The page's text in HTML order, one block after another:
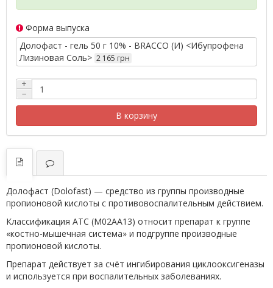
Форма выпуска
Долофаст - гель 50 г 10% - BRACCO (И) <Ибупрофена
Лизиновая Соль> 2 165 грн
+
−
В корзину
Долофаст (Dolofast) — средство из группы производные
пропионовой кислоты с противовоспалительным действием.
Классификация ATC (M02AA13) относит препарат к группе
«костно-мышечная система» и подгруппе производные
пропионовой кислоты.
Препарат действует за счёт ингибирования циклооксигеназы
и используется при воспалительных заболеваниях.